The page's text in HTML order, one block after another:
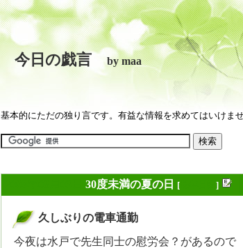
今日の戯言by maa
基本的にただの独り言です。有益な情報を求めてはいけま
30度未満の夏の日 [ ]
久しぶりの電車通勤
今夜は水戸で先生同士の慰労会？があるので